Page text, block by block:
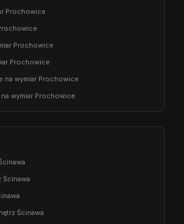
Prochowice
Prochowice
Prochowice
na wymiar Prochowice
wymiar Prochowice
Ścinawa
Ścinawa